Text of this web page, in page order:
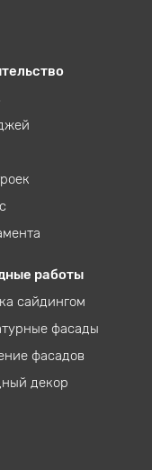
работы
сайдингом
фасады
фасадов
декор